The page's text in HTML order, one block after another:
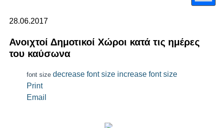
28.06.2017
Ανοιχτοί Δημοτικοί Χώροι κατά τις ημέρες
του καύσωνα
font size decrease font size increase font size
Print
Email